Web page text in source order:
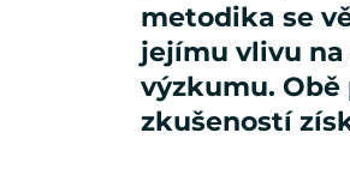
metodika se
jejímu vlivu
výzkumu.
zkušeností